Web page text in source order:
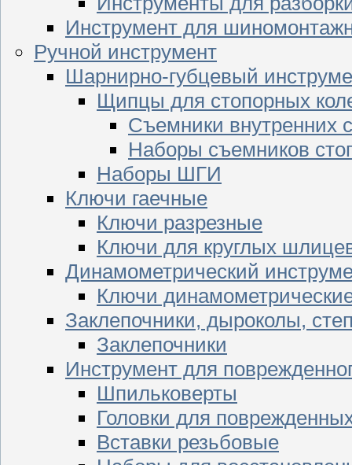
Инструмент для
Ручной инструмент
Шарнирно-губцевый
Щипцы для стопорных
Съемники внутренних
Наборы съемников
Наборы ШГИ
Ключи гаечные
Ключи разрезные
Ключи для круглых
Динамометрический
Ключи
Заклепочники, дыроколы,
Заклепочники
Инструмент для
Шпильковерты
Головки для
Вставки резьбовые